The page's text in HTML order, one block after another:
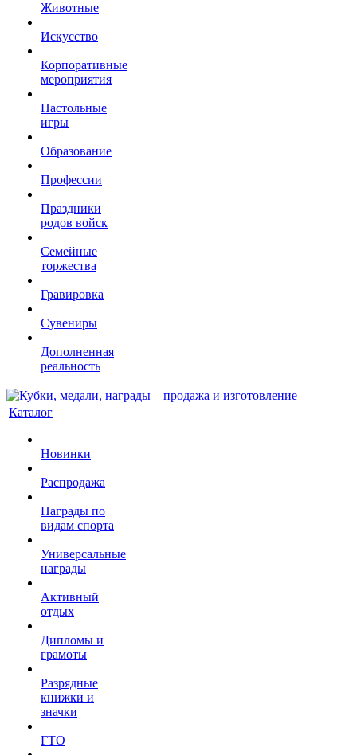
Животные
Искусство
Корпоративные
мероприятия
Настольные
игры
Образование
Профессии
Праздники
родов войск
Семейные
торжества
Гравировка
Сувениры
Дополненная
реальность
Каталог
Новинки
Распродажа
Награды по
видам спорта
Универсальные
награды
Активный
отдых
Дипломы и
грамоты
Разрядные
книжки и
значки
ГТО